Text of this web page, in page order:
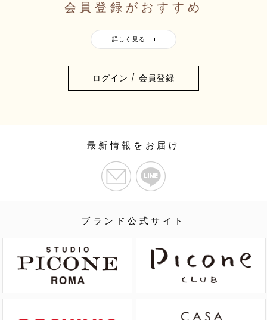
会員登録がおすすめ
ログイン / 会員登録
ブランド公式サイト
最新情報をお届け